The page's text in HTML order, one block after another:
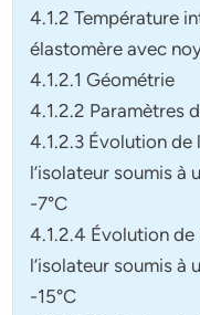
4.1.2 Température
élastomère avec
4.1.2.1 Géométrie
4.1.2.2 Paramètres
4.1.2.3 Évolution
l’isolateur soumis à
-7°C
4.1.2.4 Évolution
l’isolateur soumis à
-15°C